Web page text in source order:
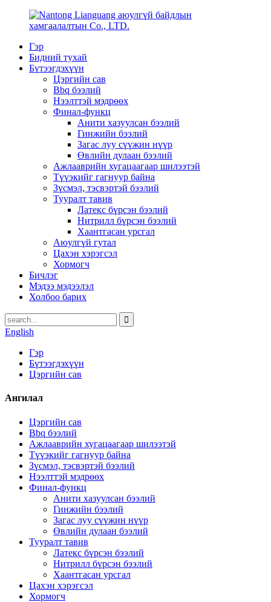
Гэр
Бидний тухай
Бүтээгдэхүүн
Цэргийн сав
Bbq бээлий
Нээлттэй мэдрөөх
Финал-функц
Анити хазуулсан бээлий
Гинжийн бээлий
Загас луу сүүжин нүүр
Өвлийн дулаан бээлий
Ажлааврийн хугацаагаар шилээтэй
Түүэкийг гагнуур байна
Зүсмэл, тэсвэртэй бээлий
Тууралт тавив
Латекс бүрсэн бээлий
Нитрилл бүрсэн бээлий
Хаантгасан урсгал
Аюулгүй гутал
Цахэн хэрэгсэл
Хормогч
Бичлэг
Мэдээ мэдээлэл
Холбоо барих
English
Гэр
Бүтээгдэхүүн
Цэргийн сав
Ангилал
Цэргийн сав
Bbq бээлий
Ажлааврийн хугацаагаар шилээтэй
Түүэкийг гагнуур байна
Зүсмэл, тэсвэртэй бээлий
Нээлттэй мэдрөөх
Финал-функц
Анити хазуулсан бээлий
Гинжийн бээлий
Загас луу сүүжин нүүр
Өвлийн дулаан бээлий
Тууралт тавив
Латекс бүрсэн бээлий
Нитрилл бүрсэн бээлий
Хаантгасан урсгал
Цахэн хэрэгсэл
Хормогч